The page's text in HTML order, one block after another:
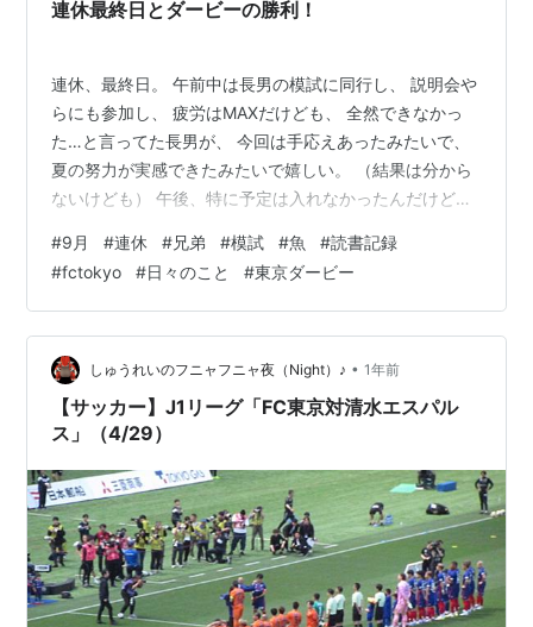
連休最終日とダービーの勝利！
連休、最終日。 午前中は長男の模試に同行し、 説明会や
らにも参加し、 疲労はMAXだけども、 全然できなかっ
た…と言ってた長男が、 今回は手応えあったみたいで、
夏の努力が実感できたみたいで嬉しい。 （結果は分から
ないけども） 午後、特に予定は入れなかったんだけど、
小川がある緑道を、 行ったり来たりしていた。 小さい魚
とか、ザリガニの赤ちゃんとか。 捕まえて、観察して、
逃がして、 を、数時間ずっと熱中してた。 曇り空で、そ
んなに暑くなかったので、 私は移動しながらも、ベンチ
で読書。 一冊読み切ってしまった。 最後の章は、ずっと
ダラダラ泣きな…
#9月 #連休 #兄弟 #模試 #魚 #読書記録
#fctokyo #日々のこと #東京ダービー
しゅうれいのフニャフニャ夜（Night）♪ • 1年前
【サッカー】J1リーグ「FC東京対清水エスパル
ス」（4/29）